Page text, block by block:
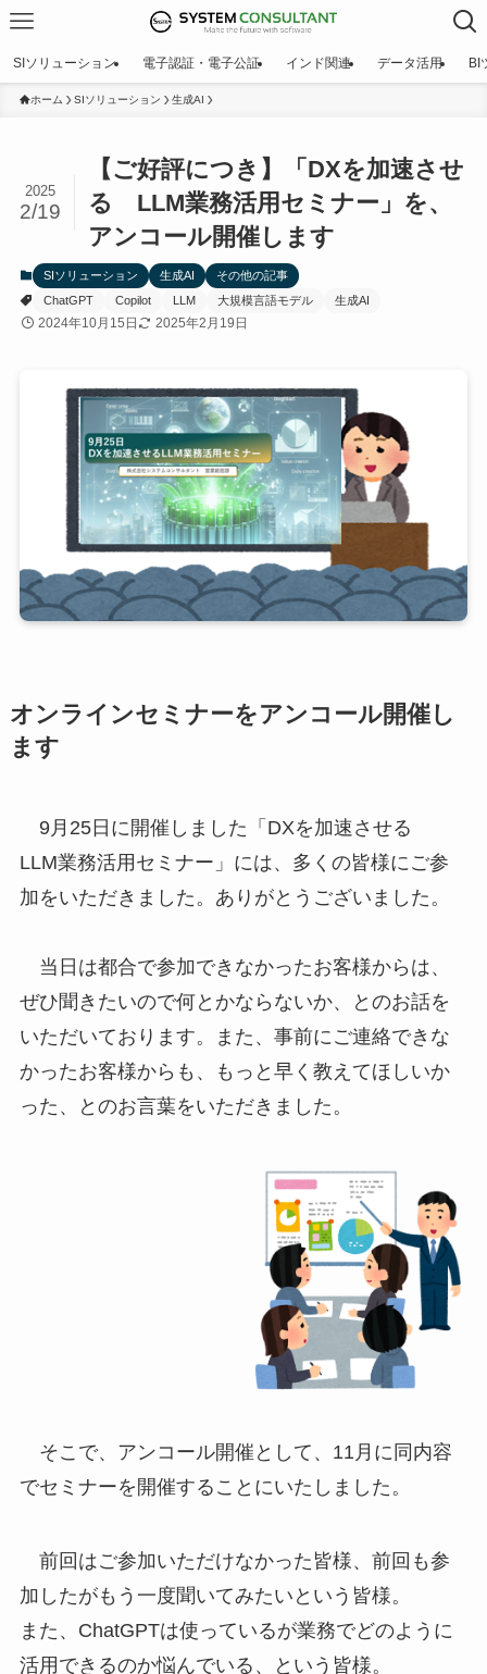
SIソリューション 電子認証・電子公証 インド関連 データ活用 BI
ホーム SIソリューション 生成AI
【ご好評につき】「DXを加速させ
る LLM業務活用セミナー」を、
アンコール開催します
2025
2/19
SIソリューション 生成AI
その他の記事
ChatGPT
Copilot LLM 大規模言語モデル 生成AI
2024年10月15日 2025年2月19日
オンラインセミナーをアンコール開催し
ます
9月25日に開催しました「DXを加速させる
LLM業務活用セミナー」には、多くの皆様にご参
加をいただきました。ありがとうございました。
当日は都合で参加できなかったお客様からは、
ぜひ聞きたいので何とかならないか、とのお話を
いただいております。また、事前にご連絡できな
かったお客様からも、もっと早く教えてほしいか
った、とのお言葉をいただきました。
そこで、アンコール開催として、11月に同内容
でセミナーを開催することにいたしました。
前回はご参加いただけなかった皆様、前回も参
加したがもう一度聞いてみたいという皆様。
また、ChatGPTは使っているが業務でどのように
活用できるのか悩んでいる、という皆様。